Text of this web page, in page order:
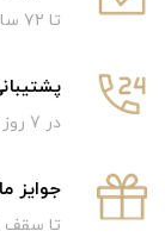
تا ۷۲ ساعت
پشتیبانی 24
در 7 روز هفته
جوایز
تا سقف 1 میلیون تومان